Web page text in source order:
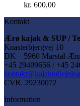
kr. 600,00
Kontakt
Ærø kajak & SUP /
Knasterbjergvej 10
DK – 5960 Marstal-
+45 29409656 / +45
CVR. 29230072
Information